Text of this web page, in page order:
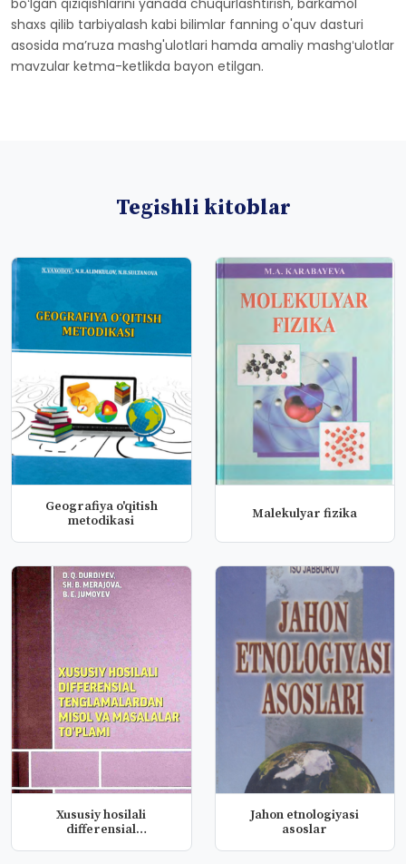
boʻlgan qiziqishlarini yanada chuqurlashtirish, barkamol
shaxs qilib tarbiyalash kabi bilimlar fanning o'quv dasturi
asosida maʼruza mashg'ulotlari hamda amaliy mashgʻulotlar
mavzular ketma-ketlikda bayon etilgan.
Tegishli kitoblar
Geografiya o'qitish
metodikasi
Malekulyar fizika
Xususiy hosilali
differensial
Jahon etnologiyasi
asoslar